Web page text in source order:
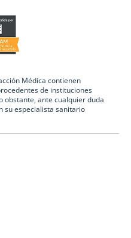
Médica contienen
de instituciones
obstante, ante cualquier duda
su especialista sanitario